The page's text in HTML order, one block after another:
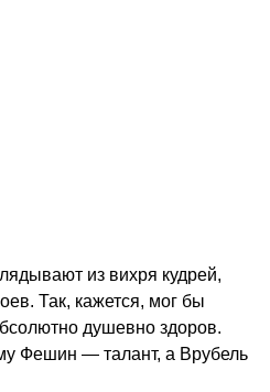
из вихря кудрей,
Так, кажется, мог бы
душевно здоров.
Фешин — талант, а Врубель